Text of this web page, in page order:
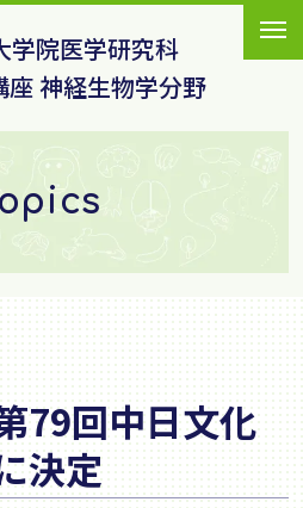
学院医学研究科
座 神経生物学分野
79回中日文化
決定